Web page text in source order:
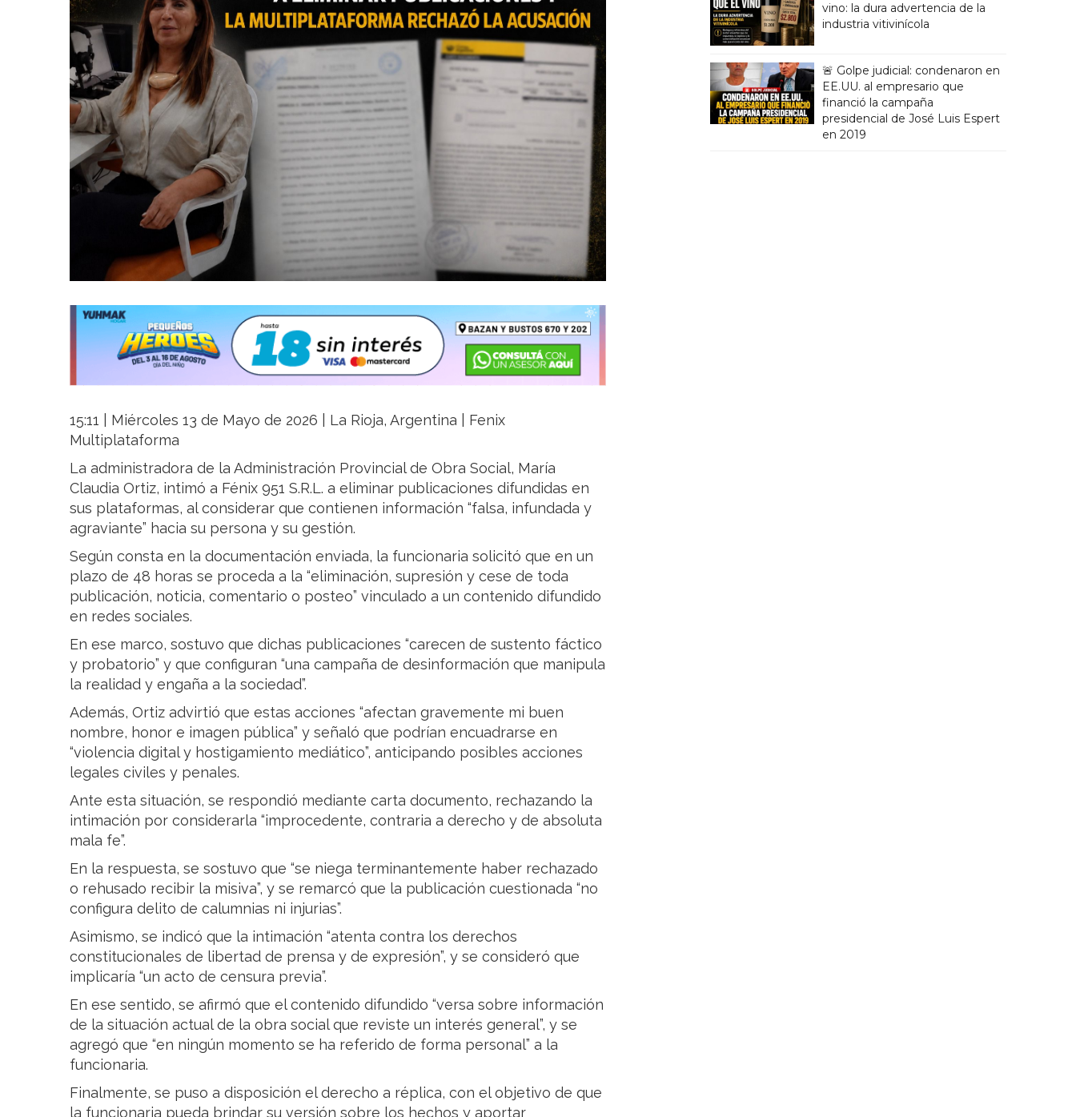
15:11 | Miércoles 13 de Mayo de 2026 | La Rioja, Argentina | Fenix
Multiplataforma
La administradora de la Administración Provincial de Obra Social, María
Claudia Ortiz, intimó a Fénix 951 S.R.L. a eliminar publicaciones difundidas en
sus plataformas, al considerar que contienen información “falsa, infundada y
agraviante” hacia su persona y su gestión.
Según consta en la documentación enviada, la funcionaria solicitó que en un
plazo de 48 horas se proceda a la “eliminación, supresión y cese de toda
publicación, noticia, comentario o posteo” vinculado a un contenido difundido
en redes sociales.
En ese marco, sostuvo que dichas publicaciones “carecen de sustento fáctico
y probatorio” y que configuran “una campaña de desinformación que manipula
la realidad y engaña a la sociedad”.
Además, Ortiz advirtió que estas acciones “afectan gravemente mi buen
nombre, honor e imagen pública” y señaló que podrían encuadrarse en
“violencia digital y hostigamiento mediático”, anticipando posibles acciones
legales civiles y penales.
Ante esta situación, se respondió mediante carta documento, rechazando la
intimación por considerarla “improcedente, contraria a derecho y de absoluta
mala fe”.
En la respuesta, se sostuvo que “se niega terminantemente haber rechazado
o rehusado recibir la misiva”, y se remarcó que la publicación cuestionada “no
configura delito de calumnias ni injurias”.
Asimismo, se indicó que la intimación “atenta contra los derechos
constitucionales de libertad de prensa y de expresión”, y se consideró que
implicaría “un acto de censura previa”.
En ese sentido, se afirmó que el contenido difundido “versa sobre información
de la situación actual de la obra social que reviste un interés general”, y se
agregó que “en ningún momento se ha referido de forma personal” a la
funcionaria.
Finalmente, se puso a disposición el derecho a réplica, con el objetivo de que
la funcionaria pueda brindar su versión sobre los hechos y aportar
vino: la dura advertencia de la
industria vitivinícola
🚨 Golpe judicial: condenaron en
EE.UU. al empresario que
financió la campaña
presidencial de José Luis Espert
en 2019